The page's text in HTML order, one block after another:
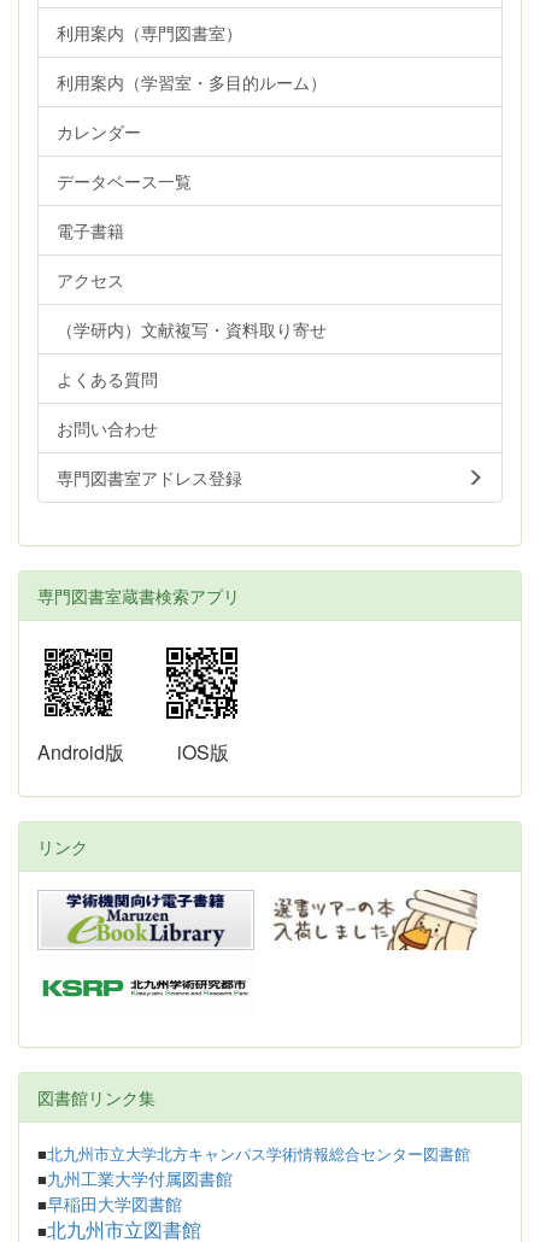
利用案内（専門図書室）
利用案内（学習室・多目的ルーム）
カレンダー
データベース一覧
電子書籍
アクセス
（学研内）文献複写・資料取り寄せ
よくある質問
お問い合わせ
専門図書室アドレス登録
専門図書室蔵書検索アプリ
Android版 iOS版
リンク
図書館リンク集
■北九州市立大学北方キャンパス学術情報総合センター図書館
■九州工業大学付属図書館
■早稲田大学図書館
■北九州市立図書館